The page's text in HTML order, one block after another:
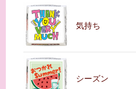
気持ち
シーズン